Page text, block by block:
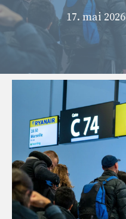
17. mai 2026